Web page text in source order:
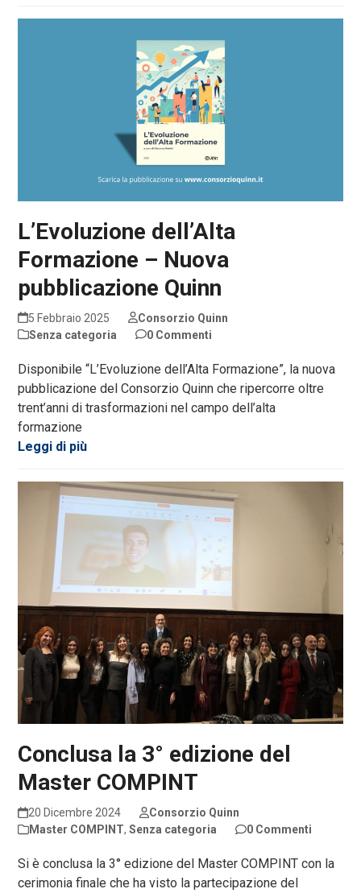
L’Evoluzione dell’Alta
Formazione – Nuova
pubblicazione Quinn
5 Febbraio 2025
Consorzio Quinn
Senza categoria
0 Commenti
Disponibile “L’Evoluzione dell’Alta Formazione”, la nuova
pubblicazione del Consorzio Quinn che ripercorre oltre
trent’anni di trasformazioni nel campo dell’alta
formazione
Leggi di più
Conclusa la 3° edizione del
Master COMPINT
20 Dicembre 2024
Consorzio Quinn
Master COMPINT,Senza categoria 0 Commenti
Si è conclusa la 3° edizione del Master COMPINT con la
cerimonia finale che ha visto la partecipazione del